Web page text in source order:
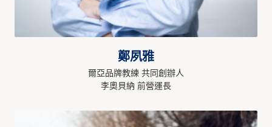
鄭夙雅
爾亞品牌教練 共同創辦人
李奧貝納 前營運長